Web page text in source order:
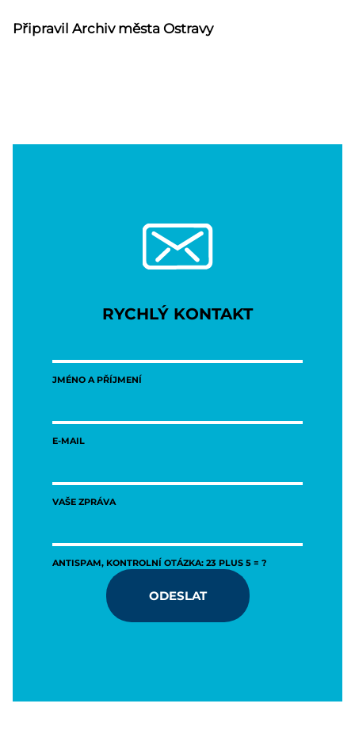
Připravil Archiv města Ostravy
RYCHLÝ KONTAKT
JMÉNO A PŘÍJMENÍ
E-MAIL
VAŠE ZPRÁVA
ANTISPAM, KONTROLNÍ OTÁZKA: 23 PLUS 5 = ?
ODESLAT